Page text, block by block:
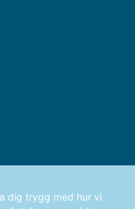
dig trygg med hur vi